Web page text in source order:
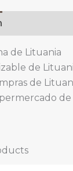
de Lituania
de
de